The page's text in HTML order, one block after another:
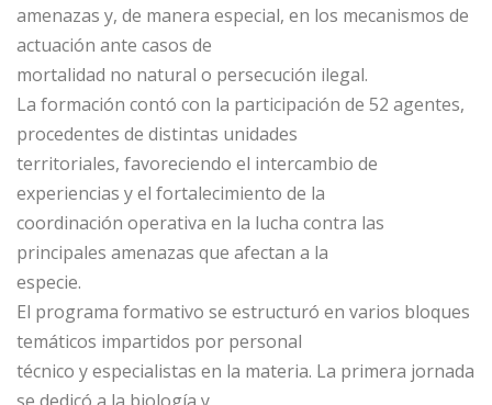
amenazas y, de manera especial, en los mecanismos de
actuación ante casos de
mortalidad no natural o persecución ilegal.
La formación contó con la participación de 52 agentes,
procedentes de distintas unidades
territoriales, favoreciendo el intercambio de
experiencias y el fortalecimiento de la
coordinación operativa en la lucha contra las
principales amenazas que afectan a la
especie.
El programa formativo se estructuró en varios bloques
temáticos impartidos por personal
técnico y especialistas en la materia. La primera jornada